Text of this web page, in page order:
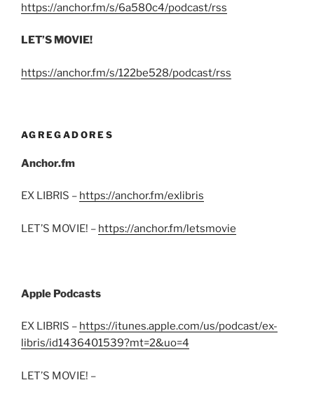
https://anchor.fm/s/6a580c4/podcast/rss
LET’S MOVIE!
https://anchor.fm/s/122be528/podcast/rss
AGREGADORES
Anchor.fm
EX LIBRIS – https://anchor.fm/exlibris
LET’S MOVIE! – https://anchor.fm/letsmovie
Apple Podcasts
EX LIBRIS – https://itunes.apple.com/us/podcast/ex-
libris/id1436401539?mt=2&uo=4
LET’S MOVIE! –